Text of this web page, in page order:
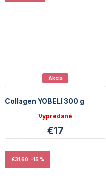
Akcia
Collagen YOBELI 300 g
Vypredané
€17
€31,60 –15 %